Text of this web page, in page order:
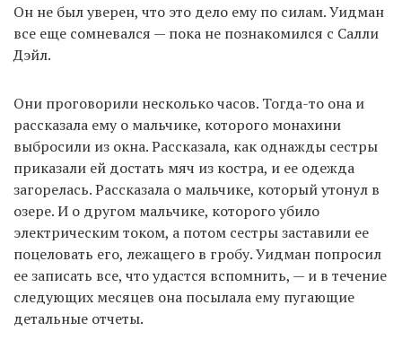
Он не был уверен, что это дело ему по силам. Уидман
все еще сомневался — пока не познакомился с Салли
Дэйл.
Они проговорили несколько часов. Тогда-то она и
рассказала ему о мальчике, которого монахини
выбросили из окна. Рассказала, как однажды сестры
приказали ей достать мяч из костра, и ее одежда
загорелась. Рассказала о мальчике, который утонул в
озере. И о другом мальчике, которого убило
электрическим током, а потом сестры заставили ее
поцеловать его, лежащего в гробу. Уидман попросил
ее записать все, что удастся вспомнить, — и в течение
следующих месяцев она посылала ему пугающие
детальные отчеты.